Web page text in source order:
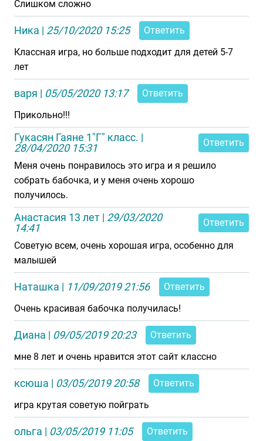
Слишком сложно
Ника | 25/10/2020 15:25
Ответить
Классная игра, но больше подходит для детей 5-7
лет
варя | 05/05/2020 13:17
Ответить
Прикольно!!!
Гукасян Гаяне 1"Г" класс. |
28/04/2020 15:31
Ответить
Меня очень понравилось это игра и я решило
собрать бабочка, и у меня очень хорошо
получилось.
Анастасия 13 лет | 29/03/2020
14:41
Ответить
Советую всем, очень хорошая игра, особенно для
малышей
Наташка | 11/09/2019 21:56
Ответить
Очень красивая бабочка получилась!
Диана | 09/05/2019 20:23
Ответить
мне 8 лет и очень нравится этот сайт классно
ксюша | 03/05/2019 20:58
Ответить
игра крутая советую пойграть
ольга | 03/05/2019 11:05
Ответить